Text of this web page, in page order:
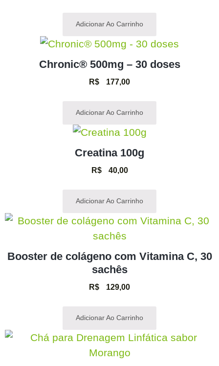
Adicionar Ao Carrinho
Chronic® 500mg – 30 doses
R$ 177,00
Adicionar Ao Carrinho
Creatina 100g
R$40,00
Adicionar Ao Carrinho
Booster de colágeno com Vitamina C, 30
sachês
R$ 129,00
Adicionar Ao Carrinho